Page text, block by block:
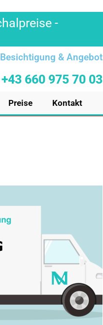
-
& Angebot
+43 660 975 70 03
Preise Kontakt